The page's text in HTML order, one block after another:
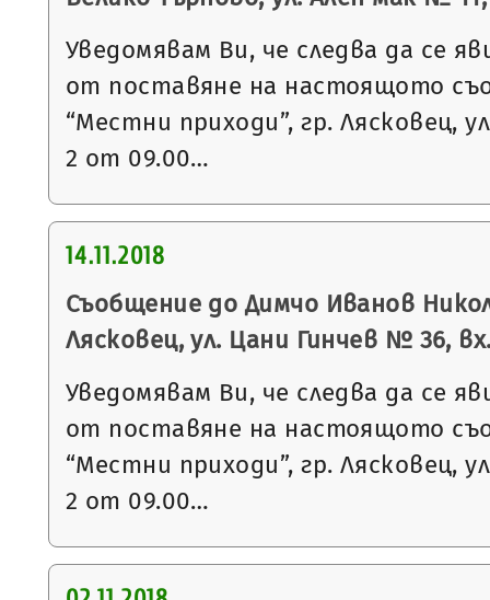
Уведомявам Ви, че следва да се
от поставяне на настоящото
“Местни приходи”, гр. Лясковец,
2 от 09.00…
14.11.2018
Съобщение до Димчо Иванов
Лясковец, ул. Цани Гинчев № 36,
Уведомявам Ви, че следва да се
от поставяне на настоящото
“Местни приходи”, гр. Лясковец,
2 от 09.00…